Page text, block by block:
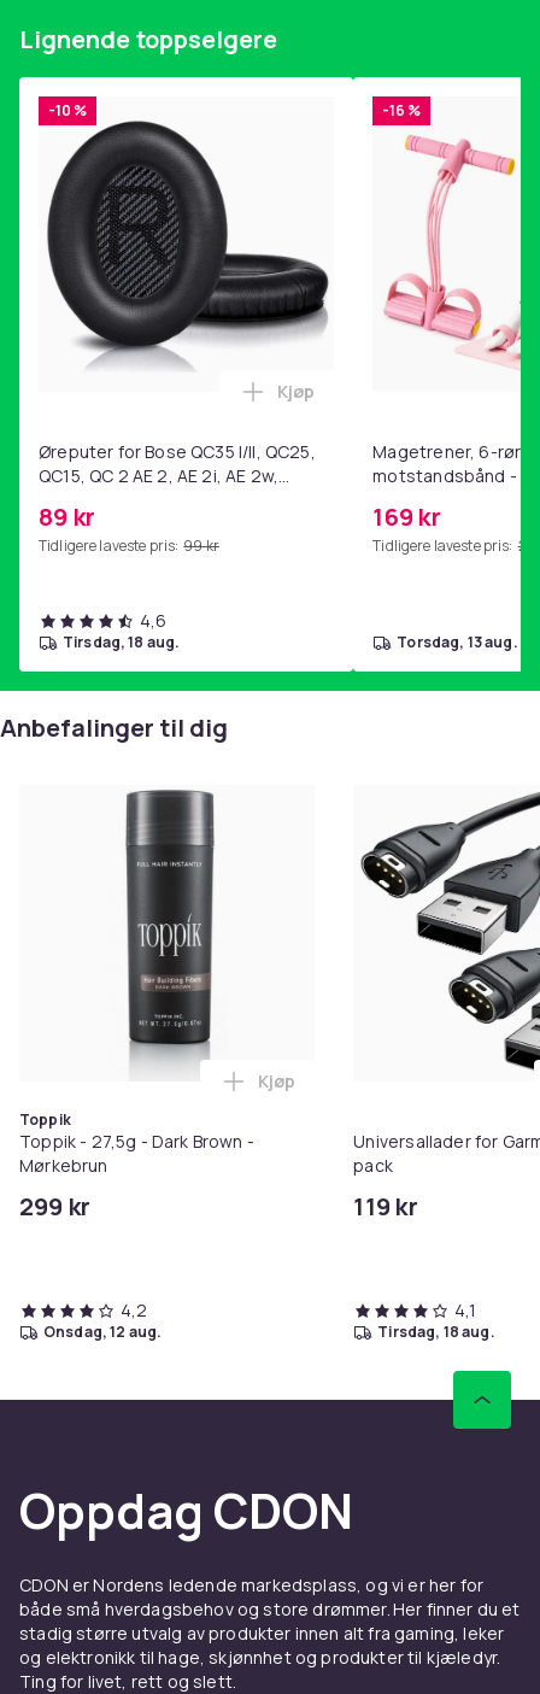
Lignende toppselgere
-10 %
Øreputer for Bose QC35 I/II, QC25,
QC15, QC 2 AE 2, AE 2i, AE 2w,
89 kr
Tidligere laveste pris: 99 kr
Legg Øreputer for Bose QC35
Kjøp
4,6
tirsdag, 18 aug.
-16 %
Magetrener, 6-rørs
motstandsbånd -
hjemmegymnastikk
169 kr
Tidligere laveste pris:
torsdag, 13 aug.
Anbefalinger til dig
Toppik
Toppik - 27,5g - Dark Brown -
Mørkebrun
299 kr
Legg Toppik - 27,5g - Dark
Kjøp
4,2
onsdag, 12 aug.
Universallader for
pack
119 kr
4,1
tirsdag, 18 aug.
Oppdag CDON
CDON er Nordens ledende markedsplass, og vi er her for
både små hverdagsbehov og store drømmer. Her finner du et
stadig større utvalg av produkter innen alt fra gaming, leker
og elektronikk til hage, skjønnhet og produkter til kjæledyr.
Ting for livet, rett og slett.